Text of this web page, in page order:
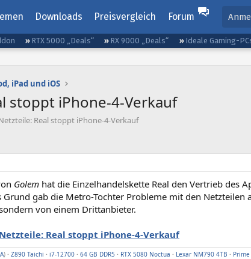
Downloads Preisvergleich Forum
RTX 5000 „Deals“ RX 9000 „Deals“ Ideale Gaming-
iPad und iOS
stoppt iPhone-4-Verkauf
Real stoppt iPhone-4-Verkauf
Golem hat die Einzelhandelskette Real den Vertrieb des
gab die Metro-Tochter Probleme mit den Netzteilen
von einem Drittanbieter.
Real stoppt iPhone-4-Verkauf
) · Z890 Taichi · i7-12700 · 64 GB DDR5 · RTX 5080 Noctua · Lexar NM790 4TB ·